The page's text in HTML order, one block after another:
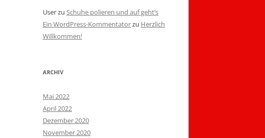
Userzu Schuhe polieren und auf geht’s
Ein WordPress-Kommentatorzu Herzlich
Willkommen!
ARCHIV
Mai 2022
April 2022
Dezember 2020
November 2020